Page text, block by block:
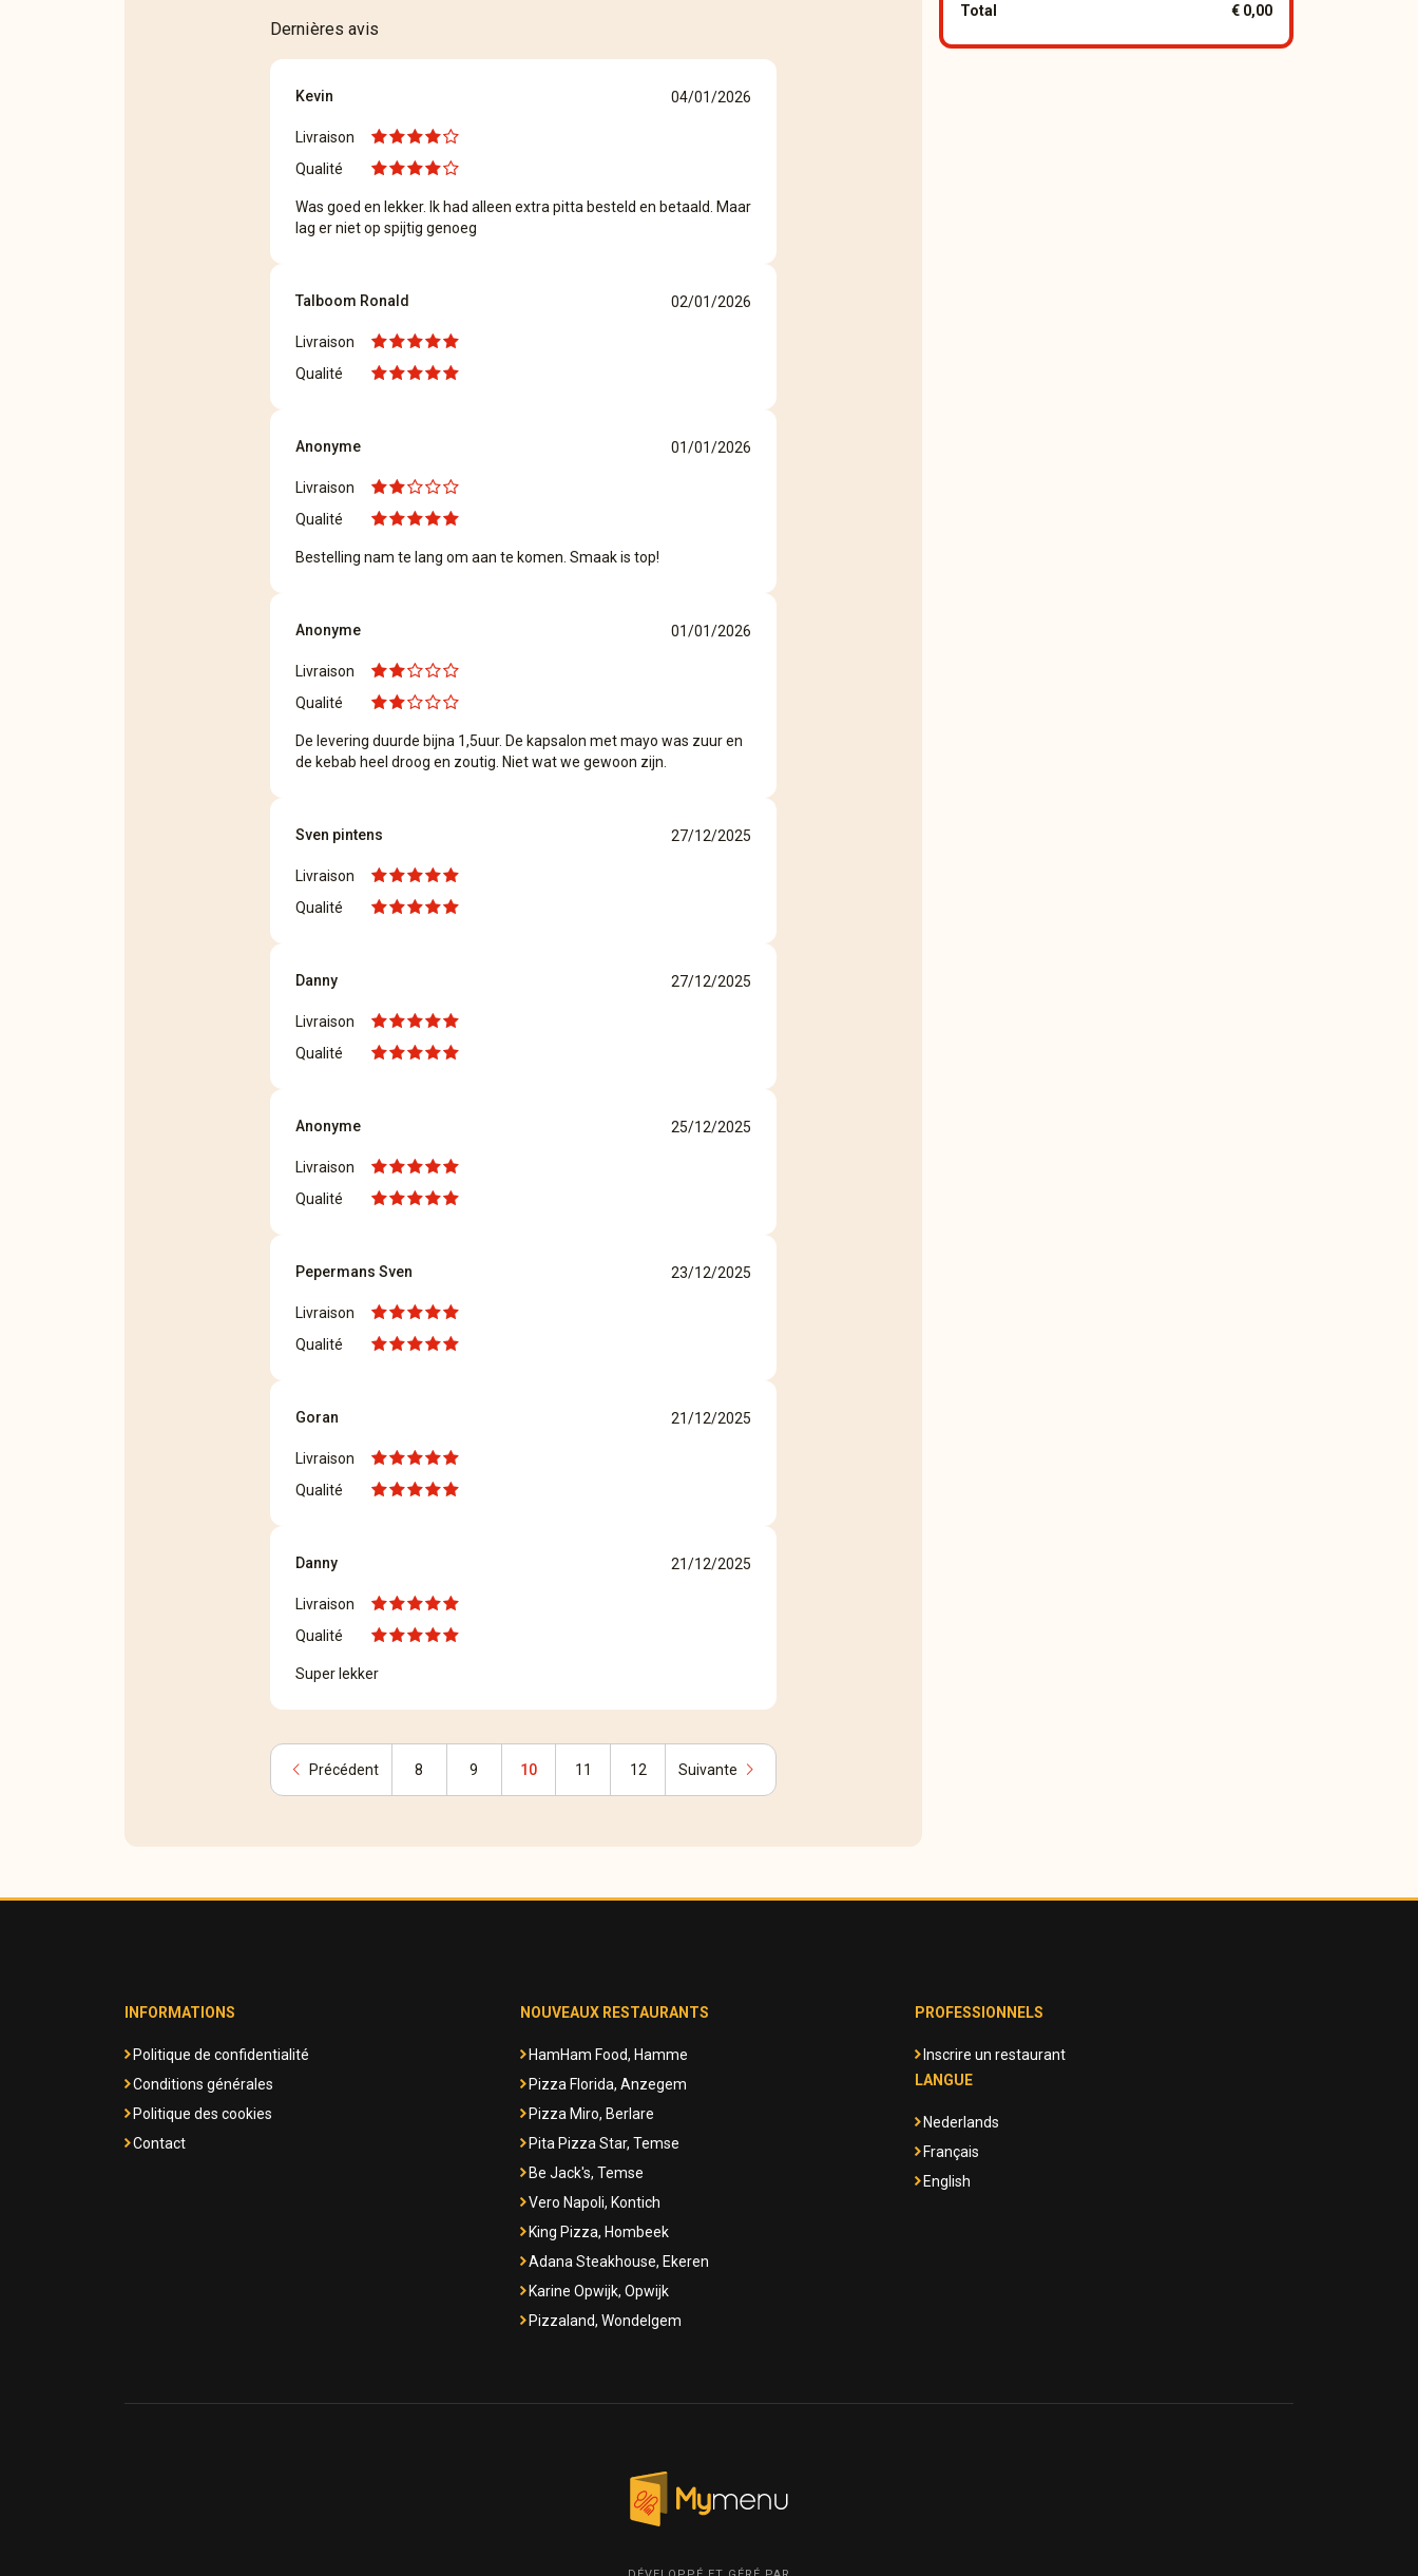
Total € 0,00
Dernières avis
Kevin 04/01/2026
Livraison
Qualité
Was goed en lekker. Ik had alleen extra pitta besteld en betaald. Maar
lag er niet op spijtig genoeg
Talboom Ronald 02/01/2026
Livraison
Qualité
Anonyme 01/01/2026
Livraison
Qualité
Bestelling nam te lang om aan te komen. Smaak is top!
Anonyme 01/01/2026
Livraison
Qualité
De levering duurde bijna 1,5uur. De kapsalon met mayo was zuur en
de kebab heel droog en zoutig. Niet wat we gewoon zijn.
Sven pintens 27/12/2025
Livraison
Qualité
Danny 27/12/2025
Livraison
Qualité
Anonyme 25/12/2025
Livraison
Qualité
Pepermans Sven 23/12/2025
Livraison
Qualité
Goran 21/12/2025
Livraison
Qualité
Danny 21/12/2025
Livraison
Qualité
Super lekker
chevron_left Précédent 8 9 10 11 12 Suivante chevron_right
INFORMATIONS
Politique de confidentialité
Conditions générales
Politique des cookies
Contact
NOUVEAUX RESTAURANTS
HamHam Food, Hamme
Pizza Florida, Anzegem
Pizza Miro, Berlare
Pita Pizza Star, Temse
Be Jack's, Temse
Vero Napoli, Kontich
King Pizza, Hombeek
Adana Steakhouse, Ekeren
Karine Opwijk, Opwijk
Pizzaland, Wondelgem
PROFESSIONNELS
Inscrire un restaurant
LANGUE
Nederlands
Français
English